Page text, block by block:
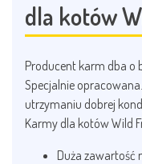
dla kotów
Producent karm dba o
Specjalnie
utrzymaniu dobrej
Karmy dla kotów Wild
Duża zawartość